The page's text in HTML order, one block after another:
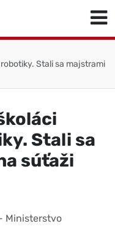
Stali sa majstrami
Stali sa
súťaži
Ministerstvo